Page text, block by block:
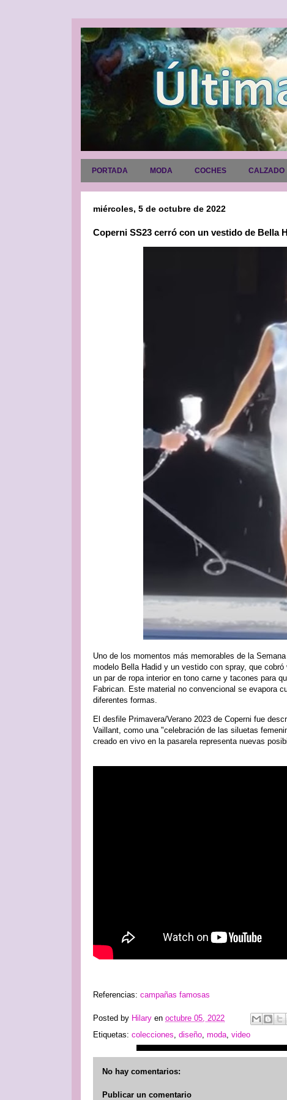
PORTADA MODA COCHES CALZADO
miércoles, 5 de octubre de 2022
Coperni SS23 cerró con un vestido de Bella
Uno de los momentos más memorables de la
modelo Bella Hadid y un vestido con spray, que
un par de ropa interior en tono carne y tacones para
Fabrican. Este material no convencional se evapora
diferentes formas.
El desfile Primavera/Verano 2023 de Coperni fue
Vaillant, como una "celebración de las siluetas
creado en vivo en la pasarela representa nuevas
Referencias: campañas famosas
Posted by Hilary en octubre 05, 2022
Etiquetas: colecciones diseño moda video
No hay comentarios:
Publicar un comentario